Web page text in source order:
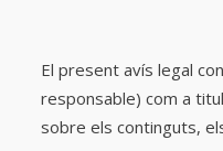
El present avís legal
responsable) com a
sobre els continguts,